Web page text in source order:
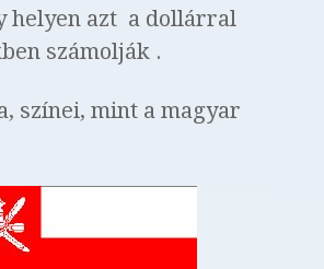
helyen azt a dollárral
számolják .
színei, mint a magyar